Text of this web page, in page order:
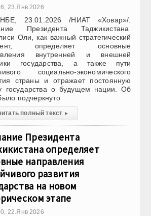
23.Янв 2026
23.01.2026 /НИАТ «Ховар»/.
Президента Таджикистана
Оли, как важный стратегический
определяет основные
внутренней и внешней
государства, а также пути
социально-экономического
страны и отражает постоянную
государства о будущем нации. Об
подчеркнуто
полный текст ▸
Президента
определяет
направления
развития
на новом
этапе
22.Янв 2026